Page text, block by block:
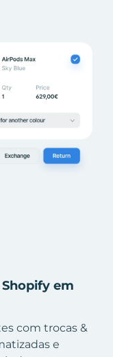
em
com trocas &
e